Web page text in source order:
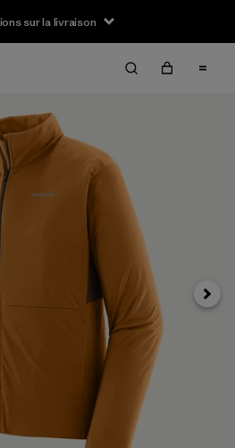
sur la livraison